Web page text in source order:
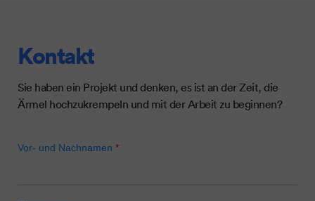
Kontakt
Sie haben ein Projekt und denken, es ist an der Zeit, die
Ärmel hochzukrempeln und mit der Arbeit zu beginnen?